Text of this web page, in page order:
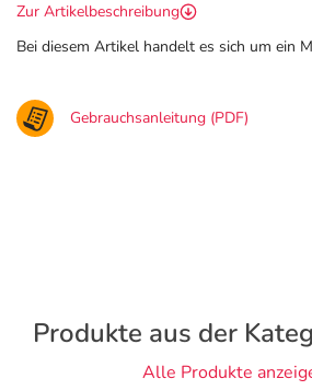
Zur Artikelbeschreibung
Bei diesem Artikel handelt es sich um ein
Gebrauchsanleitung (PDF)
Produkte aus der
Alle Produkte